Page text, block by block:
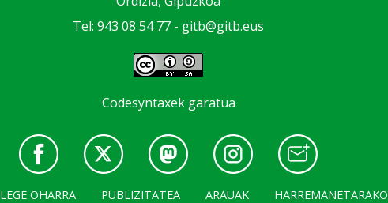
Tel: 943 08 54 77 - gitb@gitb.eus
Codesyntaxek garatua
LEGE OHARRA PUBLIZITATEA ARAUAK HARREMANETARAKO